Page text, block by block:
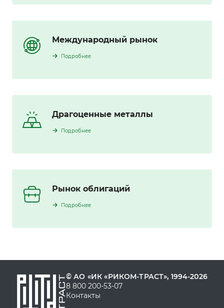
Международный рынок
Подробнее
Драгоценные металлы
Подробнее
Рынок облигаций
Подробнее
© АО «ИК «РИКОМ-ТРАСТ», 1994-2026
8 800 200-53-07
Контакты